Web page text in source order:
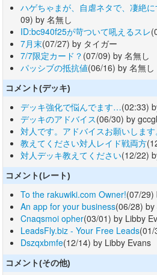
ハゲちゃまが、自虐ネタで、凄絶
09) by 名無し
ID:bc940f25が苛ついて吼えるスレ
7月末(07/27) by タイガー
7/7限定カード？ (07/09) by 名無し
パッシブの抵抗値(06/16) by 名無し
コメント(デッキ)
デッキ強化で悩んでます…(02:33)
デッキのアドバイス(06/30) by
対人です。アドバイスお願いします。
教えてください対人レイド戦両方
対人デッキ教えてください(12/22)
コメント(レート)
To the rakuwiki.com Owner!(07/29)
An app for your business(06/28)
Cnaqsmoi opher(03/01) by Libby
LeadsFly.biz - Your Free Leads(01/
Dszqxbmfe(12/14) by Libby Evans
コメント(その他)